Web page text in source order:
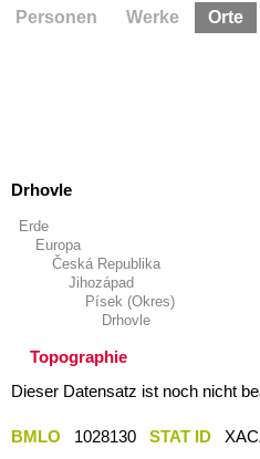
Drhovle
Erde
Europa
Česká Republika
Jihozápad
Písek (Okres)
Drhovle
Topographie
Dieser Datensatz ist noch nicht
BMLO 1028130 STAT ID
Personen Werke Orte